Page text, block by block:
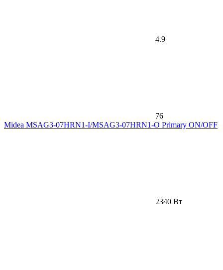
4.9
76
Midea MSAG3-07HRN1-I/MSAG3-07HRN1-O Primary ON/OFF
2340 Вт